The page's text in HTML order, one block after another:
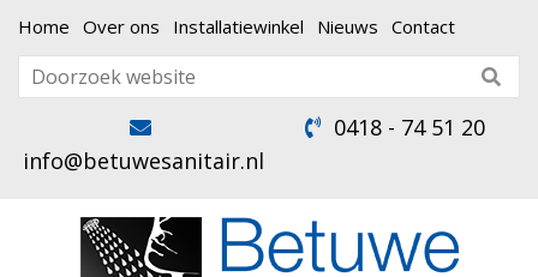
Home Over ons Installatiewinkel Nieuws Contact
info@betuwesanitair.nl
0418 - 74 51 20